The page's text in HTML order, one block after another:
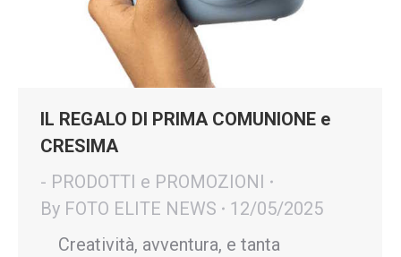
IL REGALO DI PRIMA COMUNIONE e
CRESIMA
- PRODOTTI e PROMOZIONI
By FOTO ELITE NEWS
12/05/2025
Creatività, avventura, e tanta